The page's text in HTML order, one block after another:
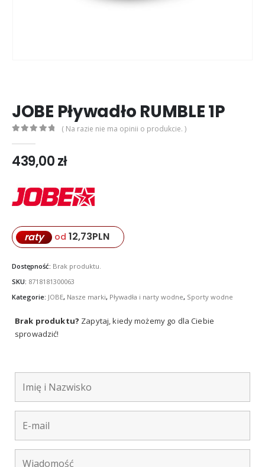
JOBE Pływadło RUMBLE 1P
( Na razie nie ma opinii o produkcie. )
439,00zł
raty od 12,73PLN
Dostępność: Brak produktu.
SKU: 8718181300063
Kategorie: JOBE, Nasze marki, Pływadła i narty wodne, Sporty wodne
Brak produktu? Zapytaj, kiedy możemy go dla Ciebie
sprowadzić!